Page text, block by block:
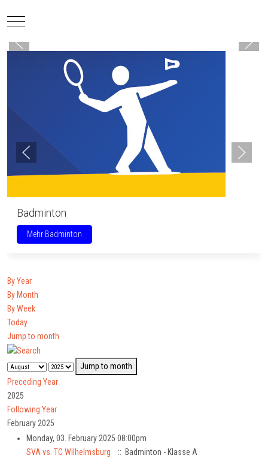
Mobile Menu Toggle
Badminton
Mehr Badminton
By Year
By Month
By Week
Today
Jump to month
Jump to month
Preceding Year
2025
Following Year
February 2025
Monday, 03. February 2025 08:00pm
SVA vs. TC Wilhelmsburg
:: Badminton - Klasse A